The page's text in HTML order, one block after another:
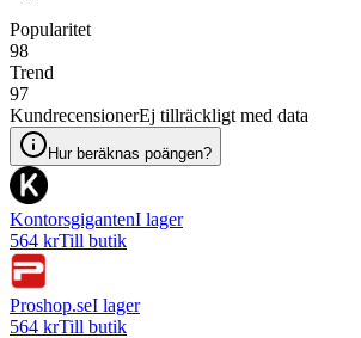
Popularitet
98
Trend
97
KundrecensionerEj tillräckligt med data
Hur beräknas poängen?
KontorsgigantenI lager
564 krTill butik
Proshop.seI lager
564 krTill butik